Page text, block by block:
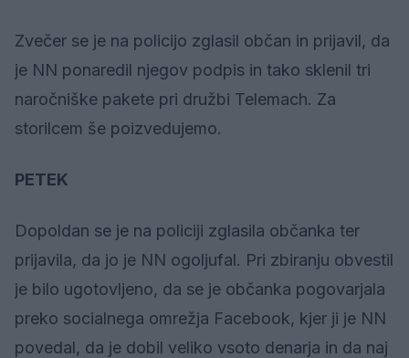
Zvečer se je na policijo zglasil občan in prijavil, da
je NN ponaredil njegov podpis in tako sklenil tri
naročniške pakete pri družbi Telemach. Za
storilcem še poizvedujemo.
PETEK
Dopoldan se je na policiji zglasila občanka ter
prijavila, da jo je NN ogoljufal. Pri zbiranju obvestil
je bilo ugotovljeno, da se je občanka pogovarjala
preko socialnega omrežja Facebook, kjer ji je NN
povedal, da je dobil veliko vsoto denarja in da naj